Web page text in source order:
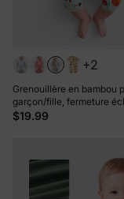
+2
Grenouillère en bambou
garçon/fille, fermeture
double sens,
$19.99